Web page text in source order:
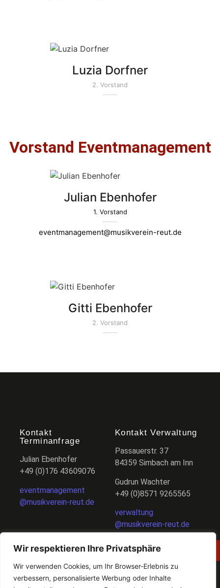
Wir respektieren Ihre Privatsphäre
Wir verwenden Cookies, um Ihr Browser-Erlebnis zu
verbessern, personalisierte Werbung oder Inhalte
Luzia Dorfner
2. Vorstand
Vorstand Eventmanagement
Julian Ebenhofer
1. Vorstand
eventmanagement@musikverein-reut.de
Gitti Ebenhofer
2. Vorstand
Kontakt
Terminanfrage
Julian Ebenhofer
+49 (0)176 43609076
eventmanagement
@musikverein-reut.de
Kontakt Verwaltung
Passauerstr. 37
84359 Simbach am Inn
Gudrun Wachter
+49 (0)8571 9265565
verwaltung
@musikverein-reut.de
Follow Us